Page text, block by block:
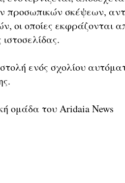
προσωπικών σκέψεων,
οι οποίες εκφράζονται
ενός σχολίου
ομάδα του Aridaia News